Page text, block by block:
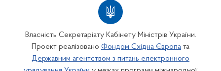
Власність Секретаріату Кабінету Міністрів України.
Проект реалізовано Фондом Східна Європа та
Державним агентством з питань електронного